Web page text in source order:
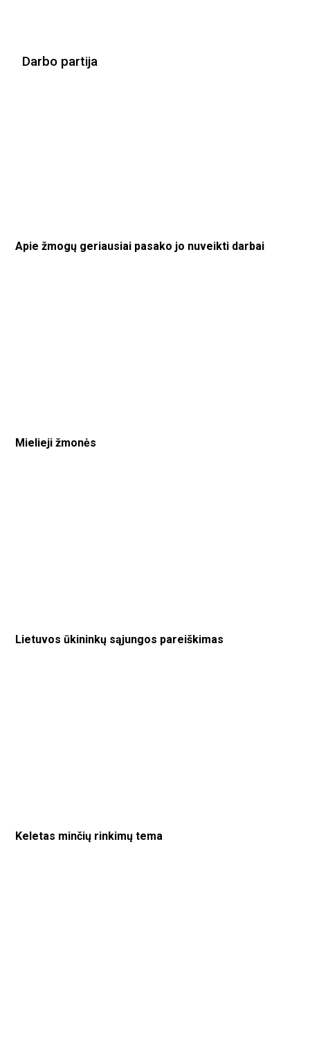
Darbo partija
Apie žmogų geriausiai pasako jo nuveikti darbai
Mielieji žmonės
Lietuvos ūkininkų sąjungos pareiškimas
Keletas minčių rinkimų tema